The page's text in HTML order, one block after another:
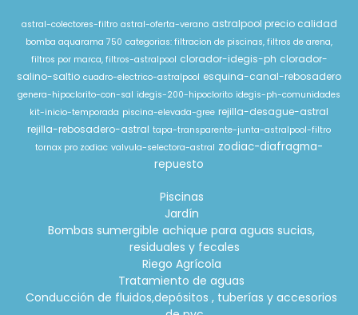
astral-colectores-filtro astral-oferta-verano astralpool precio calidad
bomba aquarama 750 categorias: filtracion de piscinas, filtros de arena,
filtros por marca, filtros-astralpool clorador-idegis-ph clorador-
salino-saltio cuadro-electrico-astralpool esquina-canal-rebosadero
genera-hipoclorito-con-sal idegis-200-hipoclorito idegis-ph-comunidades
kit-inicio-temporada piscina-elevada-gree rejilla-desague-astral
rejilla-rebosadero-astral tapa-transparente-junta-astralpool-filtro
tornax pro zodiac valvula-selectora-astral zodiac-diafragma-
repuesto
Piscinas
Jardín
Bombas sumergible achique para aguas sucias,
residuales y fecales
Riego Agrícola
Tratamiento de aguas
Conducción de fluidos,depósitos , tuberías y accesorios